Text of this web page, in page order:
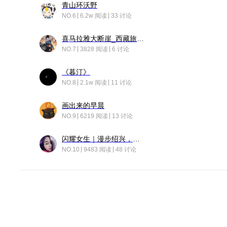
青山环沃野
NO.6 6.2w 阅读 33 讨论
NO.7 3828 阅读 6 讨论
《暮汀》
NO.8 2.1w 阅读 11 讨论
画出来的早晨
NO.9 6219 阅读 13 讨论
NO.10 9483 阅读 48 讨论